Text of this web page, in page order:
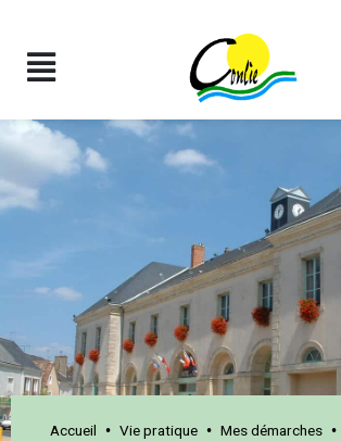
Accueil • Vie pratique • Mes démarches •